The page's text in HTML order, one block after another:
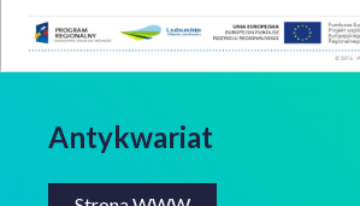
Antykwariat